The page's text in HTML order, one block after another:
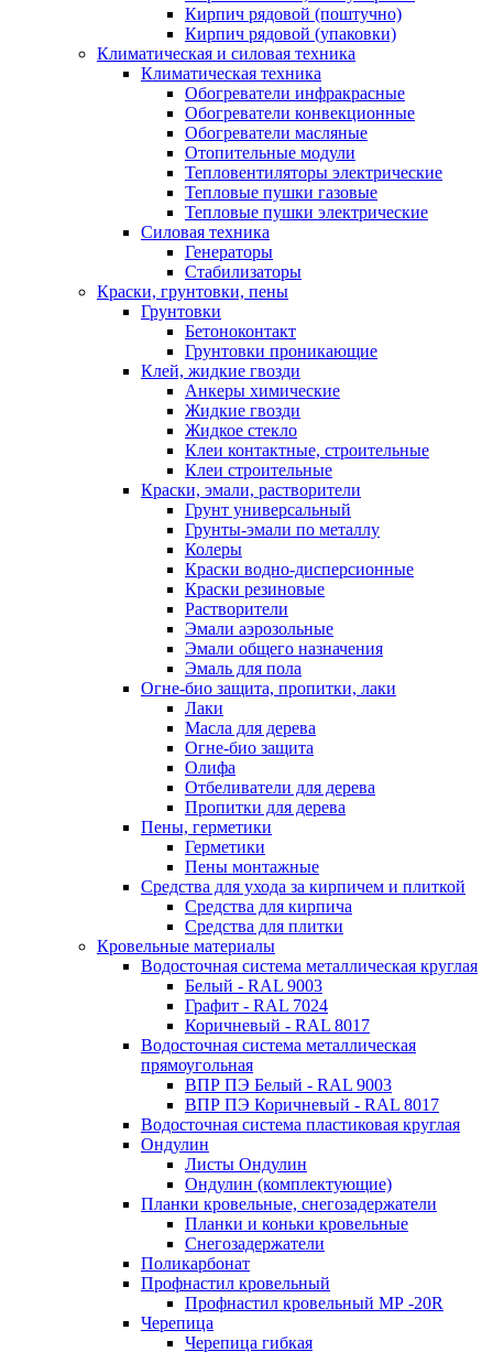
Кирпич рядовой (поштучно)
Кирпич рядовой (упаковки)
Климатическая и силовая техника
Климатическая техника
Обогреватели инфракрасные
Обогреватели конвекционные
Обогреватели масляные
Отопительные модули
Тепловентиляторы электрические
Тепловые пушки газовые
Тепловые пушки электрические
Силовая техника
Генераторы
Стабилизаторы
Краски, грунтовки, пены
Грунтовки
Бетоноконтакт
Грунтовки проникающие
Клей, жидкие гвозди
Анкеры химические
Жидкие гвозди
Жидкое стекло
Клеи контактные, строительные
Клеи строительные
Краски, эмали, растворители
Грунт универсальный
Грунты-эмали по металлу
Колеры
Краски водно-дисперсионные
Краски резиновые
Растворители
Эмали аэрозольные
Эмали общего назначения
Эмаль для пола
Огне-био защита, пропитки, лаки
Лаки
Масла для дерева
Огне-био защита
Олифа
Отбеливатели для дерева
Пропитки для дерева
Пены, герметики
Герметики
Пены монтажные
Средства для ухода за кирпичем и плиткой
Средства для кирпича
Средства для плитки
Кровельные материалы
Водосточная система металлическая круглая
Белый - RAL 9003
Графит - RAL 7024
Коричневый - RAL 8017
Водосточная система металлическая
прямоугольная
ВПР ПЭ Белый - RAL 9003
ВПР ПЭ Коричневый - RAL 8017
Водосточная система пластиковая круглая
Ондулин
Листы Ондулин
Ондулин (комплектующие)
Планки кровельные, снегозадержатели
Планки и коньки кровельные
Снегозадержатели
Поликарбонат
Профнастил кровельный
Профнастил кровельный МР -20R
Черепица
Черепица гибкая